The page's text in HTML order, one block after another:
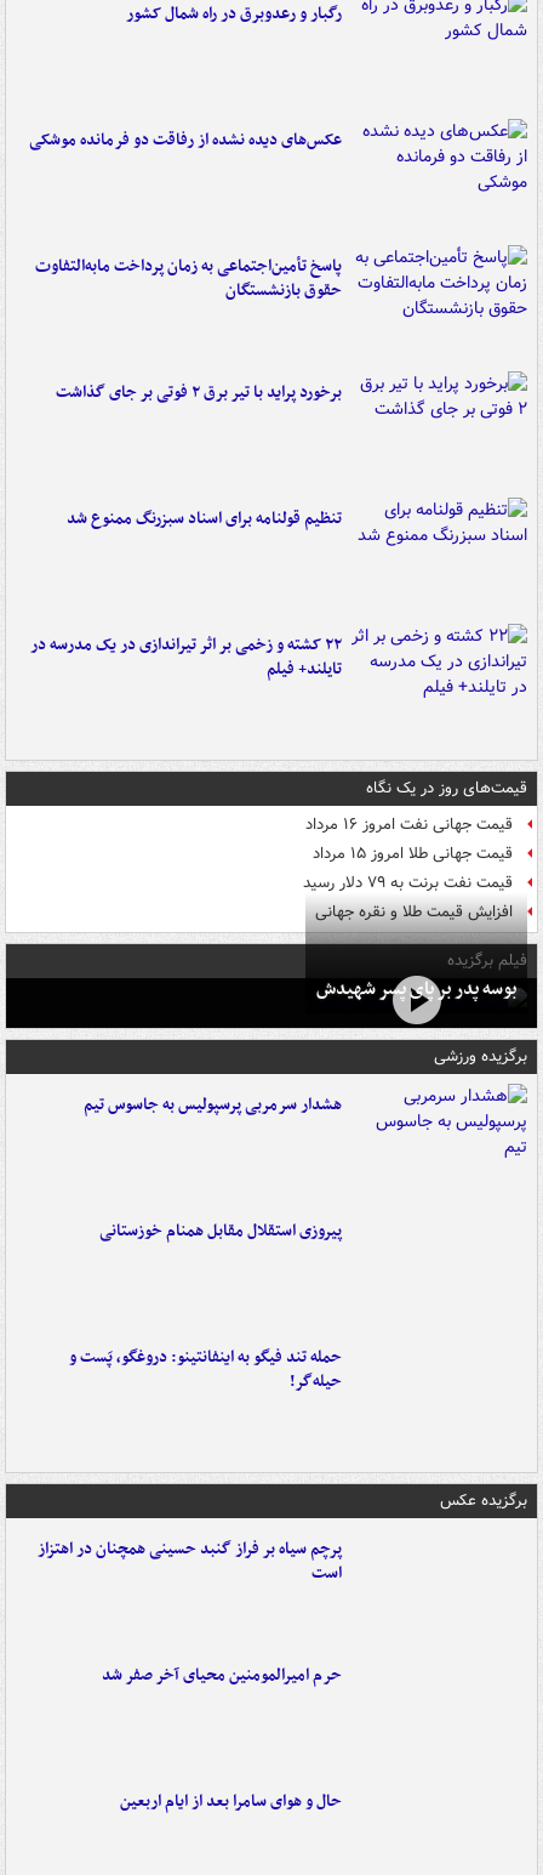
رگبار و رعدوبرق در راه شمال کشور
عکس‌های دیده نشده از رفاقت دو فرمانده‌ موشکی
پاسخ تأمین‌اجتماعی به زمان پرداخت مابه‌التفاوت
حقوق بازنشستگان
برخورد پراید با تیر برق ۲ فوتی بر جای گذاشت
تنظیم قولنامه برای اسناد سبزرنگ ممنوع شد
۲۲ کشته و زخمی بر اثر تیراندازی در یک مدرسه در
تایلند+ فیلم
قیمت‌های روز در یک نگاه
قیمت جهانی نفت امروز ۱۶ مرداد
قیمت جهانی طلا امروز ۱۵ مرداد
قیمت نفت برنت به ۷۹ دلار رسید
افزایش قیمت طلا و نقره جهانی
فیلم برگزیده
بوسه‌ پدر بر پای پسر شهیدش
برگزیده ورزشی
هشدار سرمربی پرسپولیس به جاسوس تیم
پیروزی استقلال مقابل همنام خوزستانی
حمله تند فیگو به اینفانتینو: دروغگو، پَست‌ و
حیله‌گر!
برگزیده عکس
پرچم سیاه بر فراز گنبد حسینی همچنان در اهتزاز
است
حرم امیرالمومنین محیای آخر صفر شد
حال و هوای سامرا بعد از ایام اربعین